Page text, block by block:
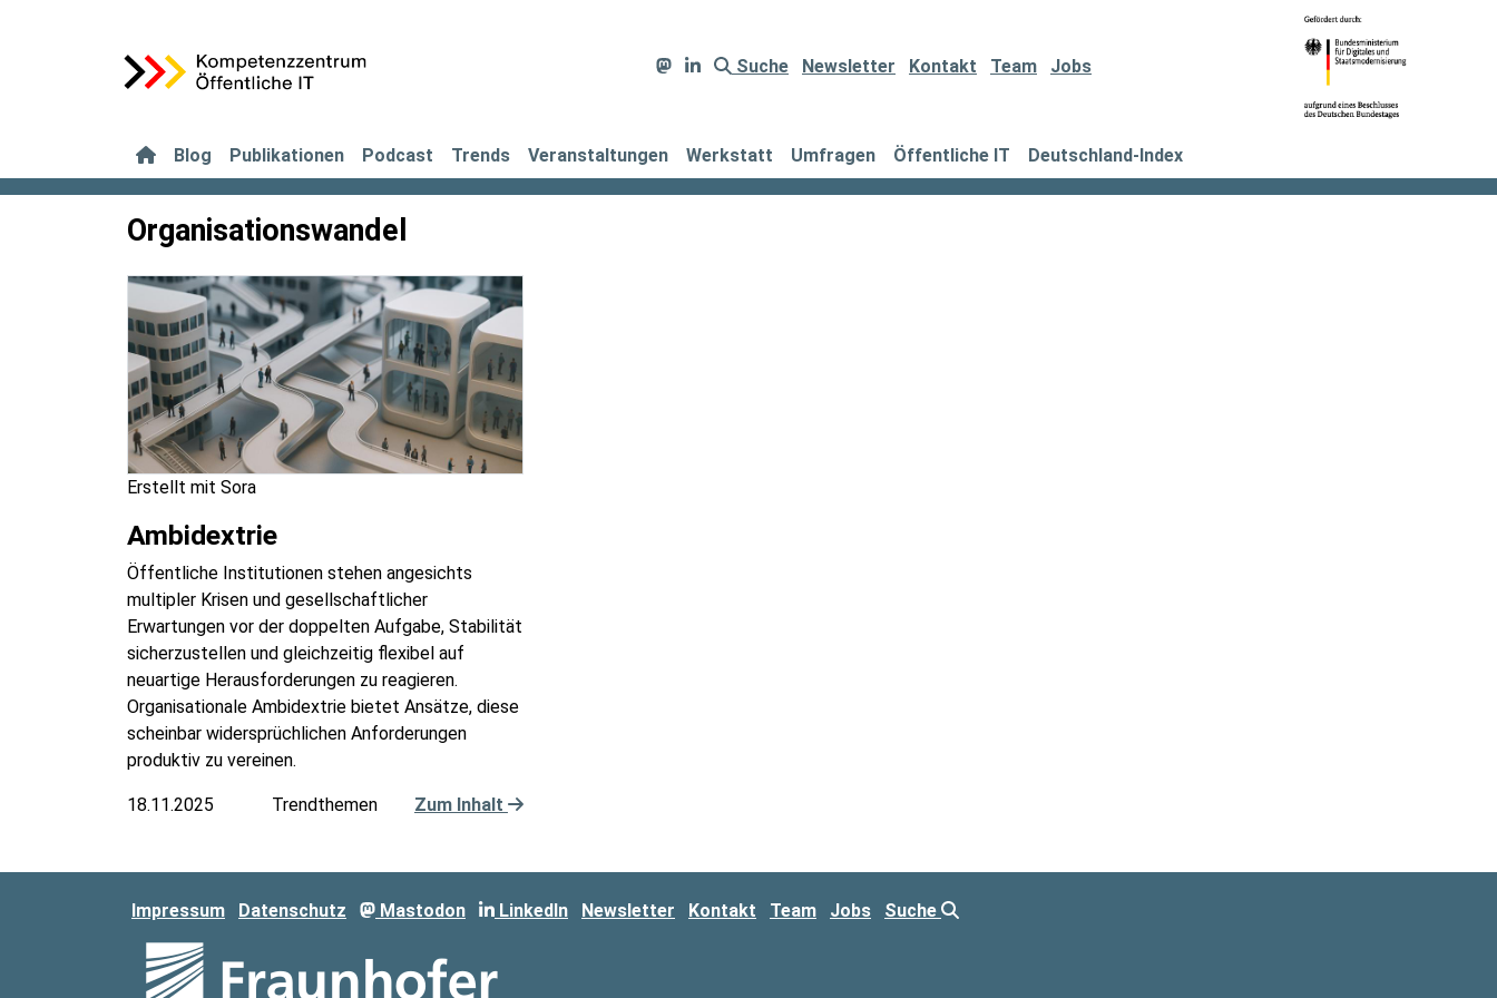
Suche Newsletter Kontakt Team Jobs
Blog Publikationen Podcast Trends Veranstaltungen Werkstatt Umfragen Öffentliche IT Deutschland-Index
Organisationswandel
Erstellt mit Sora
Ambidextrie
Öffentliche Institutionen stehen angesichts
multipler Krisen und gesellschaftlicher
Erwartungen vor der doppelten Aufgabe, Stabilität
sicherzustellen und gleichzeitig flexibel auf
neuartige Herausforderungen zu reagieren.
Organisationale Ambidextrie bietet Ansätze, diese
scheinbar widersprüchlichen Anforderungen
produktiv zu vereinen.
18.11.2025 Trendthemen Zum Inhalt
Impressum Datenschutz Mastodon LinkedIn Newsletter Kontakt Team Jobs Suche